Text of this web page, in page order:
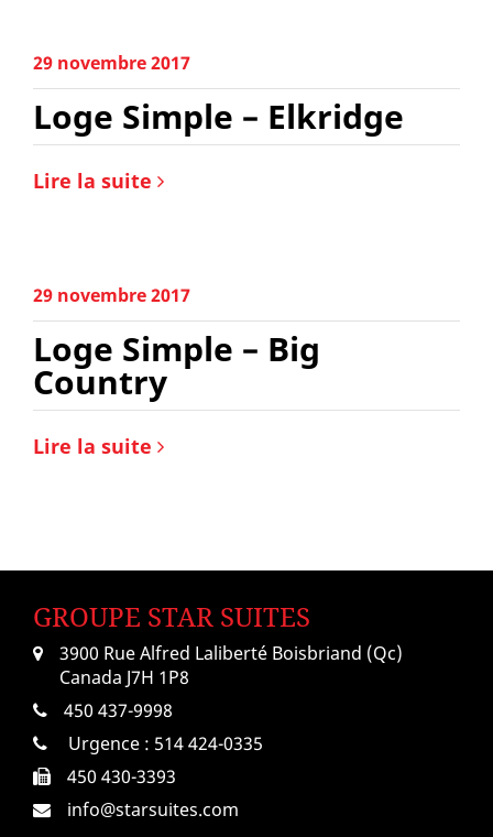
29 novembre 2017
Loge Simple – Elkridge
Lire la suite
29 novembre 2017
Loge Simple – Big
Country
Lire la suite
GROUPE STAR SUITES
3900 Rue Alfred Laliberté Boisbriand (Qc)
Canada J7H 1P8
450 437-9998
Urgence : 514 424-0335
450 430-3393
info@starsuites.com